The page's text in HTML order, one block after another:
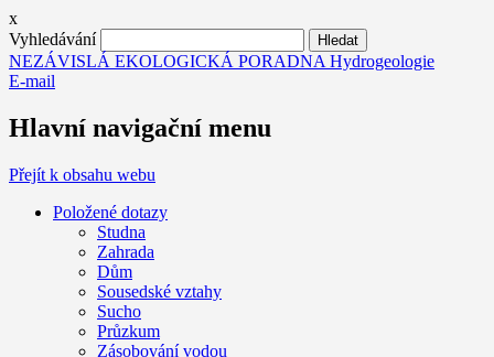
x
Vyhledávání
NEZÁVISLÁ EKOLOGICKÁ PORADNA Hydrogeologie
E-mail
Hlavní navigační menu
Přejít k obsahu webu
Položené dotazy
Studna
Zahrada
Dům
Sousedské vztahy
Sucho
Průzkum
Zásobování vodou